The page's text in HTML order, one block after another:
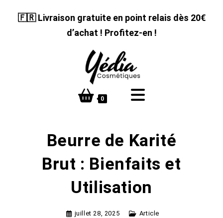
🇫🇷 Livraison gratuite en point relais dès 20€
d’achat ! Profitez-en !
0
Beurre de Karité
Brut : Bienfaits et
Utilisation
juillet 28, 2025
Article